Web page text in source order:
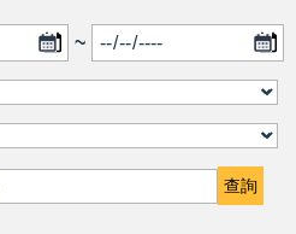
~
查詢